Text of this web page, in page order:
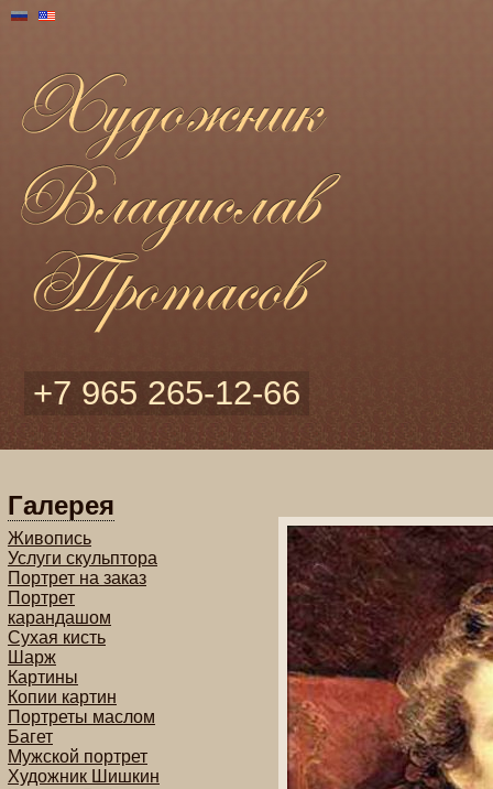
+7 965 265-12-66
Галерея
Живопись
Услуги скульптора
Портрет на заказ
Портрет
карандашом
Сухая кисть
Шарж
Картины
Копии картин
Портреты маслом
Багет
Мужской портрет
Художник Шишкин